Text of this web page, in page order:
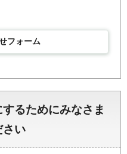
フォーム
るためにみなさま
さい